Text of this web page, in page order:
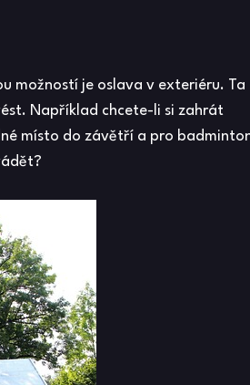
možností je oslava v exteriéru. Ta
Například chcete-li si zahrát
místo do závětří a pro